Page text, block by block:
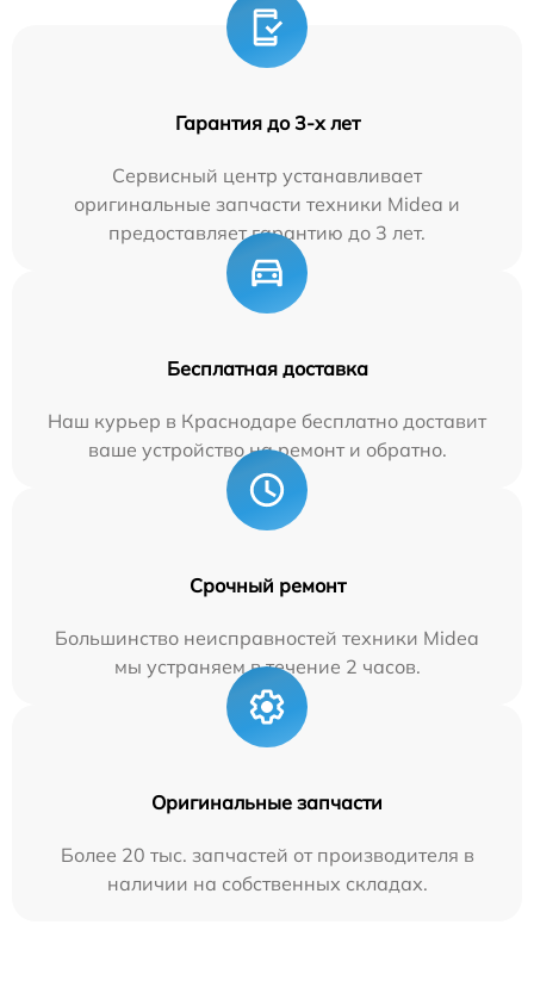
Гарантия до 3-х лет
Сервисный центр устанавливает
оригинальные запчасти техники Midea и
предоставляет гарантию до 3 лет.
Бесплатная доставка
Наш курьер в Краснодаре бесплатно доставит
ваше устройство на ремонт и обратно.
Срочный ремонт
Большинство неисправностей техники Midea
мы устраняем в течение 2 часов.
Оригинальные запчасти
Более 20 тыс. запчастей от производителя в
наличии на собственных складах.